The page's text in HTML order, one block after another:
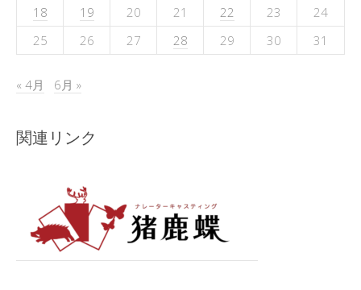
18
19 20 21 22 23
24
25
26 27 28 29 30 31
« 4月 6月 »
関連リンク